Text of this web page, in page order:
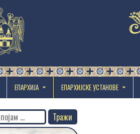
ЕПАРХИЈА EПАРХИЈСКЕ УСТАНОВЕ